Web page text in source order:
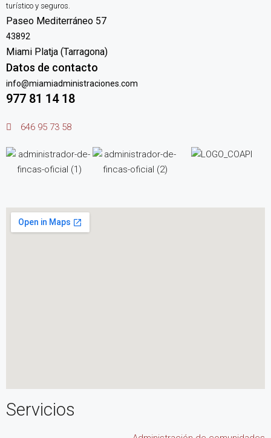
turístico y seguros.
Paseo Mediterráneo 57
43892
Miami Platja (Tarragona)
Datos de contacto
info@miamiadministraciones.com
977 81 14 18
646 95 73 58
Servicios